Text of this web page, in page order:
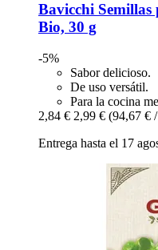
Bavicchi
Bio, 30 g
-5%
Sabor delicioso.
De uso versátil.
Para la cocina
2,84 € 2,99 € (94,67 €
Entrega hasta el 17